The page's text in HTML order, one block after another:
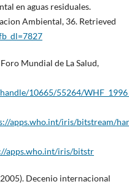
en aguas residuales.
Ambiental, 36. Retrieved
Mundial de La Salud,
10665/55264/
apps.who.int/iris/bitstream/
apps.who.int/iris/bitstr
Decenio internacional